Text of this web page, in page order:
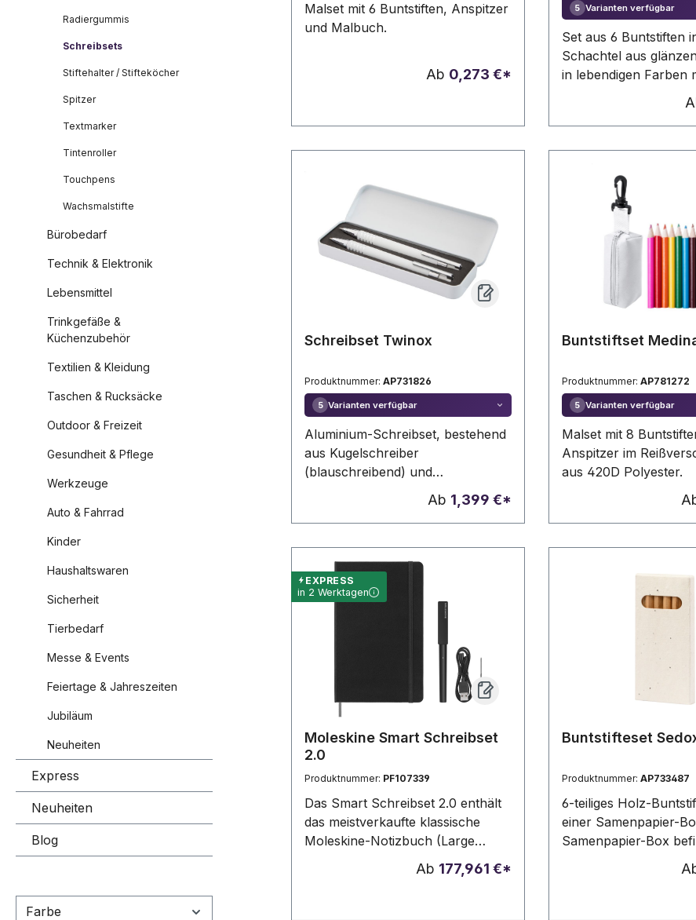
Radiergummis
Schreibsets
Stiftehalter / Stifteköcher
Spitzer
Textmarker
Tintenroller
Touchpens
Wachsmalstifte
Bürobedarf
Technik & Elektronik
Lebensmittel
Trinkgefäße &
Küchenzubehör
Textilien & Kleidung
Taschen & Rucksäcke
Outdoor & Freizeit
Gesundheit & Pflege
Werkzeuge
Auto & Fahrrad
Kinder
Haushaltswaren
Sicherheit
Tierbedarf
Messe & Events
Feiertage & Jahreszeiten
Jubiläum
Neuheiten
Express
Neuheiten
Blog
Farbe
Malset mit 6 Buntstiften, Anspitzer
und Malbuch.
Ab 0,273 €*
5 Varianten verfügbar
Set aus 6 Buntstiften
Schachtel aus
in lebendigen Farben
zylinderförmigem
glänzenden Farben
verschiedenen
Schreibset Twinox
Produktnummer: AP731826
5 Varianten verfügbar
Aluminium-Schreibset, bestehend
aus Kugelschreiber
(blauschreibend) und
Druckbleistift (0,7mm) im
Ab 1,399 €*
Buntstiftset
Produktnummer: AP781272
5 Varianten verfügbar
Malset mit 8
Anspitzer im
aus 420D Polyester.
EXPRESS
in 2 Werktagen
Moleskine Smart Schreibset
2.0
Produktnummer: PF107339
Das Smart Schreibset 2.0 enthält
das meistverkaufte klassische
Moleskine-Notizbuch (Large
liniert), einen Smart-Stift, ein
magnetisches Ladegerät und eine
erkannt, dass wir in unserem
Ab 177,961 €*
Buntstifteset
Produktnummer: AP733487
6-teiliges Holz-
einer Samenpapier-
Samenpapier-Box
Petuniensamen in
Farben, die nach